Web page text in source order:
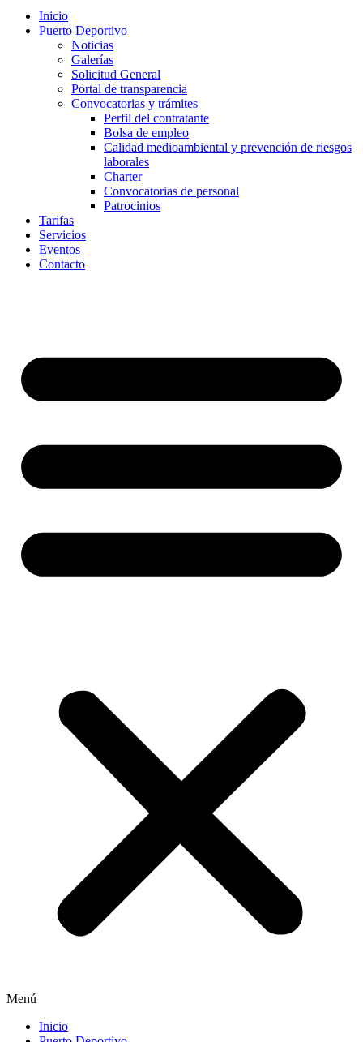
Inicio
Puerto Deportivo
Noticias
Galerías
Solicitud General
Portal de transparencia
Convocatorias y trámites
Perfil del contratante
Bolsa de empleo
Calidad medioambiental y prevención de riesgos
laborales
Charter
Convocatorias de personal
Patrocinios
Tarifas
Servicios
Eventos
Contacto
Menú
Inicio